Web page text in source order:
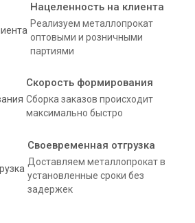
Нацеленность на клиента
Реализуем металлопрокат
оптовыми и розничными
партиями
Скорость формирования
Сборка заказов происходит
максимально быстро
Своевременная отгрузка
Доставляем металлопрокат в
установленные сроки без
задержек